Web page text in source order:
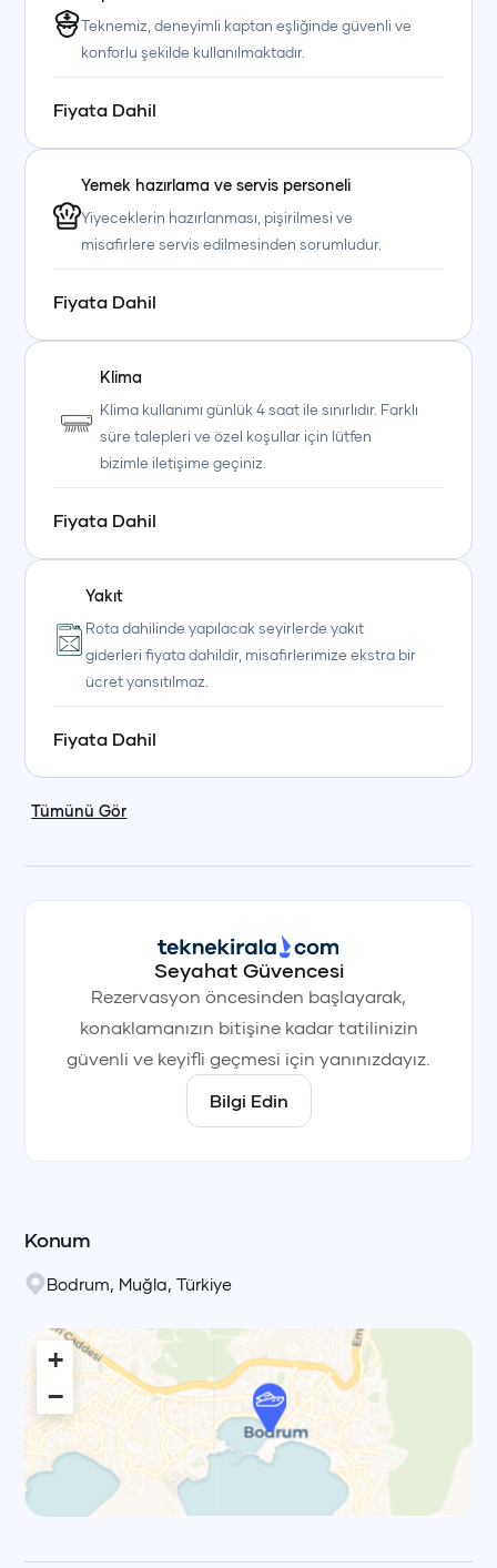
+90 (850) 242 50 50
+90 (850) 242 50 50
+90 (850) 242 50 50
+90 (850) 242 50 50
Teknemiz, deneyimli kaptan eşliğinde güvenli ve
konforlu şekilde kullanılmaktadır.
Fiyata Dahil
Yemek hazırlama ve servis personeli
Yiyeceklerin hazırlanması, pişirilmesi ve
misafirlere servis edilmesinden sorumludur.
Fiyata Dahil
Klima
Klima kullanımı günlük 4 saat ile sınırlıdır. Farklı
süre talepleri ve özel koşullar için lütfen
bizimle iletişime geçiniz.
Fiyata Dahil
Yakıt
Rota dahilinde yapılacak seyirlerde yakıt
giderleri fiyata dahildir, misafirlerimize ekstra bir
ücret yansıtılmaz.
Fiyata Dahil
Tümünü Gör
Seyahat Güvencesi
Rezervasyon öncesinden başlayarak,
konaklamanızın bitişine kadar tatilinizin
güvenli ve keyifli geçmesi için yanınızdayız.
Bilgi Edin
Konum
Bodrum Muğla Türkiye
+
−
+90 (850) 242 50 50
+90 (850) 242 50 50